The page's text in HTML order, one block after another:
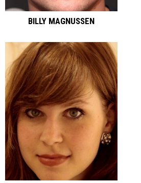
BILLY MAGNUSSEN